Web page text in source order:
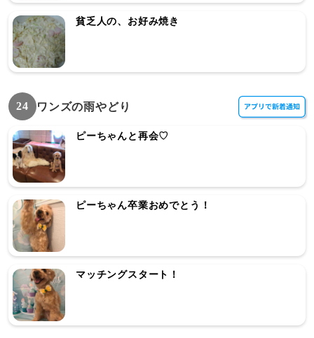
貧乏人の、お好み焼き
24 ワンズの雨やどり
ピーちゃんと再会♡
ピーちゃん卒業おめでとう！
マッチングスタート！